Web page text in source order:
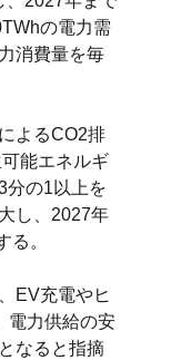
の電力需
消費量を毎
よるCO2排
能エネルギ
分の1以上を
し、2027年
る。
EV充電やヒ
電力供給の安
なると指摘